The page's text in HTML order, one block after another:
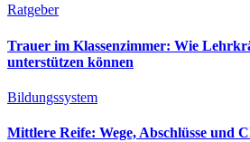
Ratgeber
Trauer im Klassenzimmer: Wie
unterstützen können
Bildungssystem
Mittlere Reife: Wege, Abschlüsse und